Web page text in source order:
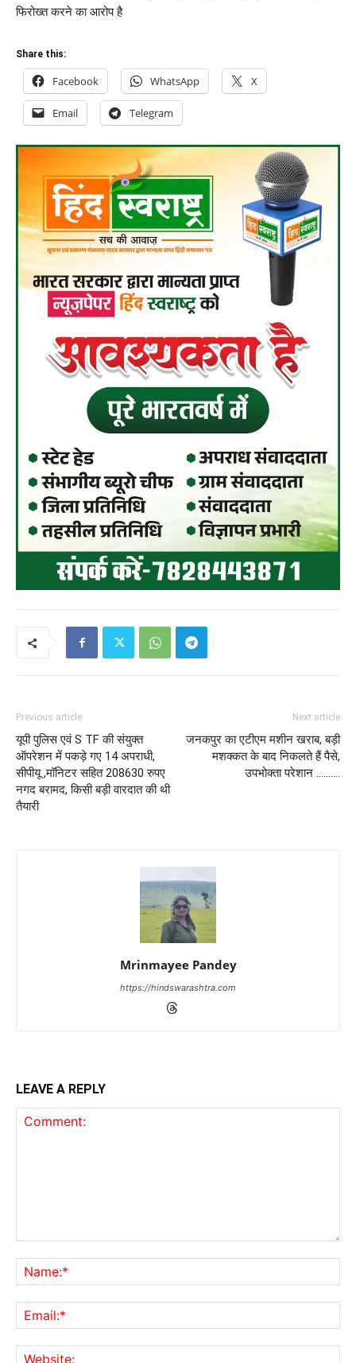
फिरोख्त करने का आरोप है
Share this:
Facebook WhatsApp X
Email Telegram
Previous article
यूपी पुलिस एवं S TF की संयुक्त
ऑपरेशन में पकड़े गए 14 अपराधी,
सीपीयू ,मॉनिटर सहित 208630 रुपए
नगद बरामद, किसी बड़ी वारदात की थी
तैयारी
Next article
जनकपुर का एटीएम मशीन खराब, बड़ी
मशक्कत के बाद निकलते हैं पैसे,
उपभोक्ता परेशान ……….
Mrinmayee Pandey
https://hindswarashtra.com
LEAVE A REPLY